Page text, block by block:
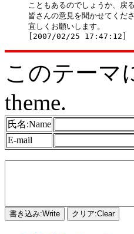
こともあるのでしょうか、戻
皆さんの意見を聞かせてくださ
宜しくお願いします。
このテーマ
theme.
氏名:Name
E-mail